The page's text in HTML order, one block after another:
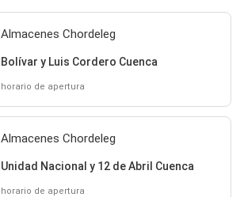
Almacenes Chordeleg
Bolívar y Luis Cordero Cuenca
horario de apertura
Almacenes Chordeleg
Unidad Nacional y 12 de Abril Cuenca
horario de apertura